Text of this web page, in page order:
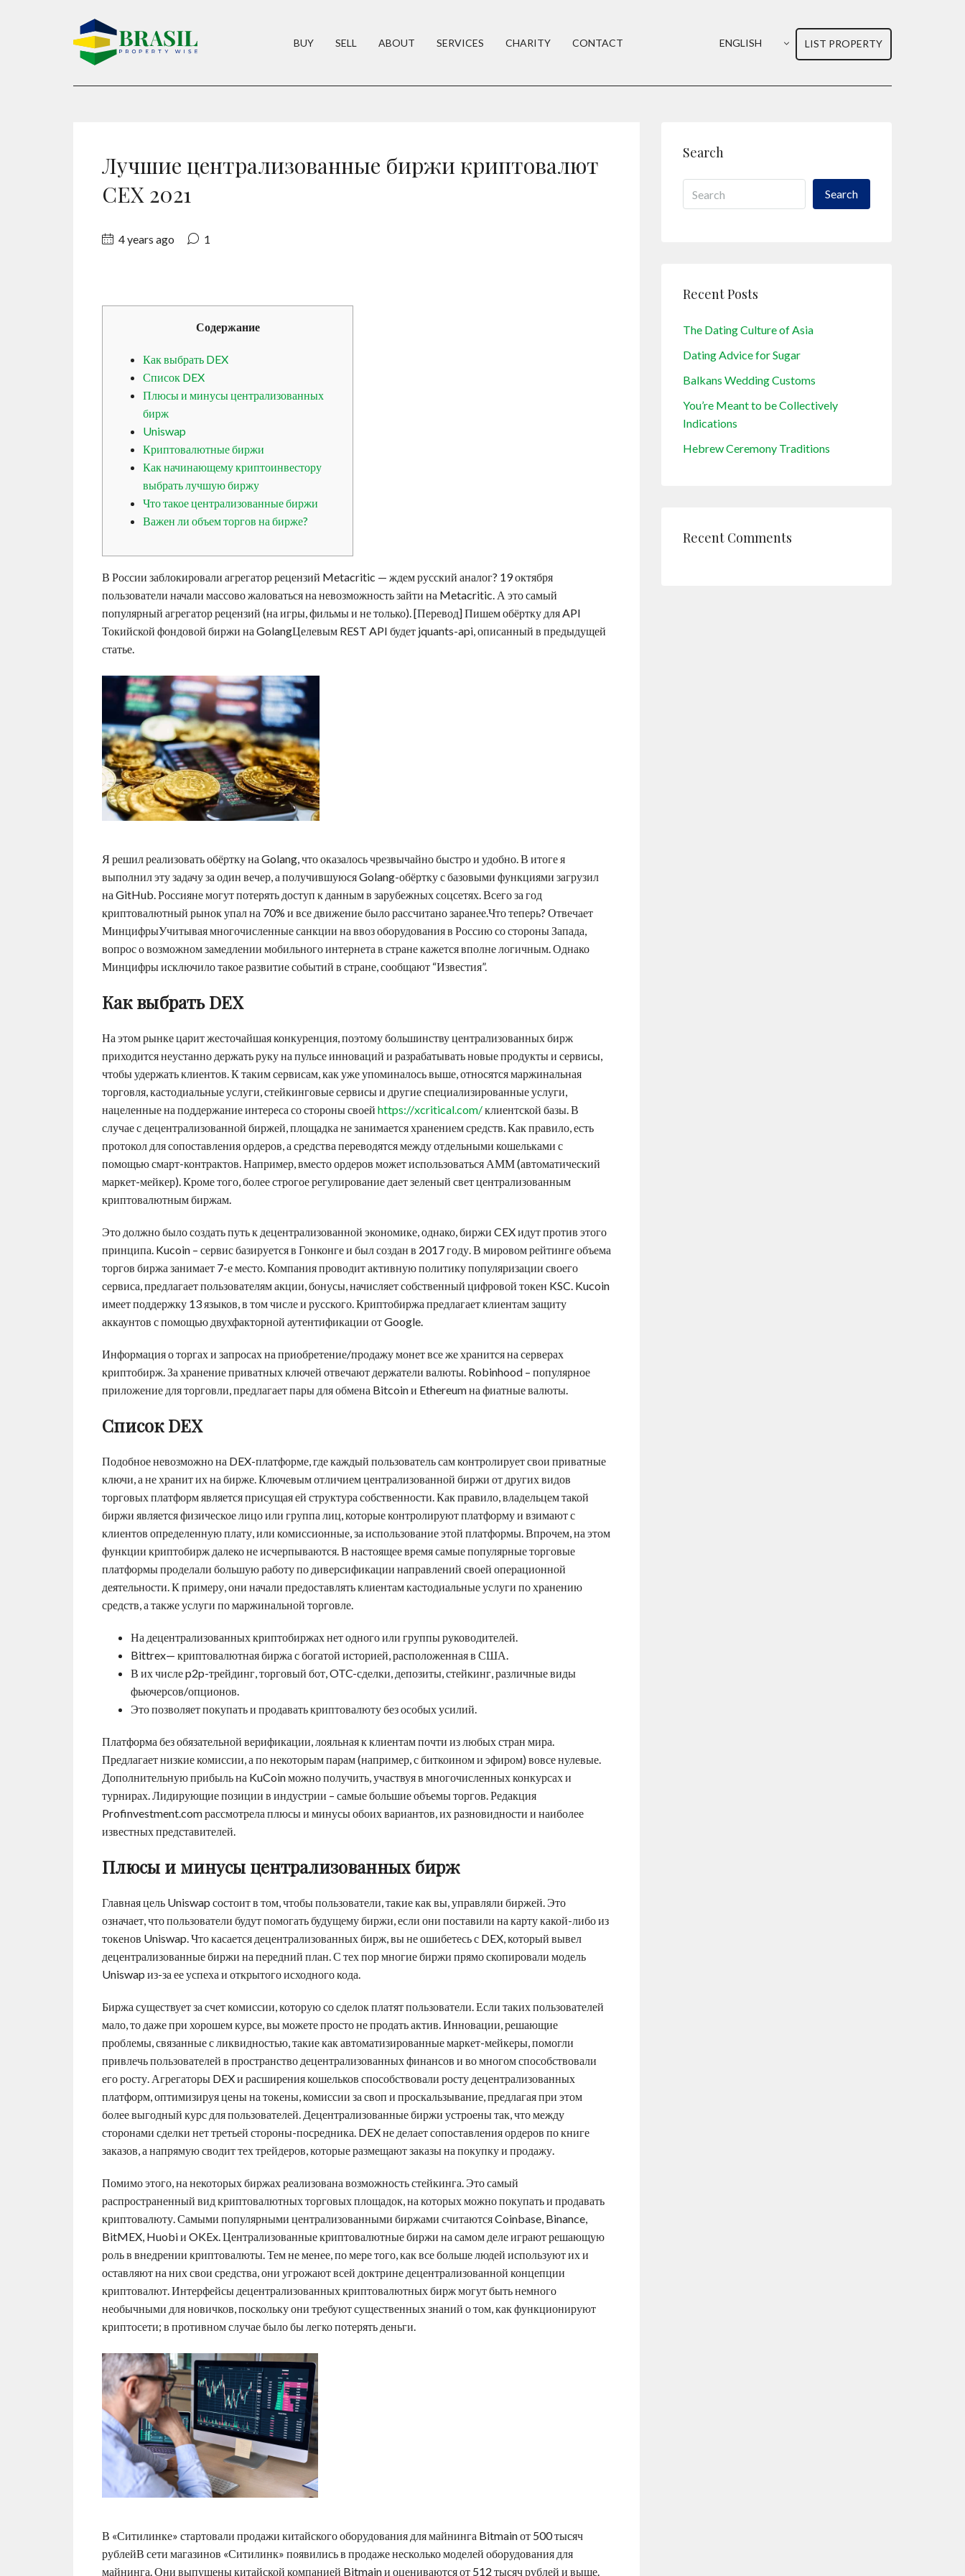
BUY SELL ABOUT SERVICES CHARITY CONTACT ENGLISH LIST PROPERTY
Лучшие централизованные биржи криптовалют
CEX 2021
4 years ago 1
Содержание
Как выбрать DEX
Список DEX
Плюсы и минусы централизованных
бирж
Uniswap
Криптовалютные биржи
Как начинающему криптоинвестору
выбрать лучшую биржу
Что такое централизованные биржи
Важен ли объем торгов на бирже?
В России заблокировали агрегатор рецензий Metacritic — ждем русский аналог? 19 октября
пользователи начали массово жаловаться на невозможность зайти на Metacritic. А это самый
популярный агрегатор рецензий (на игры, фильмы и не только). [Перевод] Пишем обёртку для API
Токийской фондовой биржи на GolangЦелевым REST API будет jquants-api, описанный в предыдущей
статье.
Я решил реализовать обёртку на Golang, что оказалось чрезвычайно быстро и удобно. В итоге я
выполнил эту задачу за один вечер, а получившуюся Golang-обёртку с базовыми функциями загрузил
на GitHub. Россияне могут потерять доступ к данным в зарубежных соцсетях. Всего за год
криптовалютный рынок упал на 70% и все движение было рассчитано заранее.Что теперь? Отвечает
МинцифрыУчитывая многочисленные санкции на ввоз оборудования в Россию со стороны Запада,
вопрос о возможном замедлении мобильного интернета в стране кажется вполне логичным. Однако
Минцифры исключило такое развитие событий в стране, сообщают “Известия”.
Как выбрать DEX
На этом рынке царит жесточайшая конкуренция, поэтому большинству централизованных бирж
приходится неустанно держать руку на пульсе инноваций и разрабатывать новые продукты и сервисы,
чтобы удержать клиентов. К таким сервисам, как уже упоминалось выше, относятся маржинальная
торговля, кастодиальные услуги, стейкинговые сервисы и другие специализированные услуги,
нацеленные на поддержание интереса со стороны своей https://xcritical.com/клиентской базы. В
случае с децентрализованной биржей, площадка не занимается хранением средств. Как правило, есть
протокол для сопоставления ордеров, а средства переводятся между отдельными кошельками с
помощью смарт-контрактов. Например, вместо ордеров может использоваться АММ (автоматический
маркет-мейкер). Кроме того, более строгое регулирование дает зеленый свет централизованным
криптовалютным биржам.
Это должно было создать путь к децентрализованной экономике, однако, биржи CEX идут против этого
принципа. Kucoin – сервис базируется в Гонконге и был создан в 2017 году. В мировом рейтинге объема
торгов биржа занимает 7-е место. Компания проводит активную политику популяризации своего
сервиса, предлагает пользователям акции, бонусы, начисляет собственный цифровой токен KSC. Kucoin
имеет поддержку 13 языков, в том числе и русского. Криптобиржа предлагает клиентам защиту
аккаунтов с помощью двухфакторной аутентификации от Google.
Информация о торгах и запросах на приобретение/продажу монет все же хранится на серверах
криптобирж. За хранение приватных ключей отвечают держатели валюты. Robinhood – популярное
приложение для торговли, предлагает пары для обмена Bitcoin и Ethereum на фиатные валюты.
Список DEX
Подобное невозможно на DEX-платформе, где каждый пользователь сам контролирует свои приватные
ключи, а не хранит их на бирже. Ключевым отличием централизованной биржи от других видов
торговых платформ является присущая ей структура собственности. Как правило, владельцем такой
биржи является физическое лицо или группа лиц, которые контролируют платформу и взимают с
клиентов определенную плату, или комиссионные, за использование этой платформы. Впрочем, на этом
функции криптобирж далеко не исчерпываются. В настоящее время самые популярные торговые
платформы проделали большую работу по диверсификации направлений своей операционной
деятельности. К примеру, они начали предоставлять клиентам кастодиальные услуги по хранению
средств, а также услуги по маржинальной торговле.
На децентрализованных криптобиржах нет одного или группы руководителей.
Bittrex— криптовалютная биржа с богатой историей, расположенная в США.
В их числе p2p-трейдинг, торговый бот, OTC-сделки, депозиты, стейкинг, различные виды
фьючерсов/опционов.
Это позволяет покупать и продавать криптовалюту без особых усилий.
Платформа без обязательной верификации, лояльная к клиентам почти из любых стран мира.
Предлагает низкие комиссии, а по некоторым парам (например, с биткоином и эфиром) вовсе нулевые.
Дополнительную прибыль на KuCoin можно получить, участвуя в многочисленных конкурсах и
турнирах. Лидирующие позиции в индустрии – самые большие объемы торгов. Редакция
Profinvestment.com рассмотрела плюсы и минусы обоих вариантов, их разновидности и наиболее
известных представителей.
Плюсы и минусы централизованных бирж
Главная цель Uniswap состоит в том, чтобы пользователи, такие как вы, управляли биржей. Это
означает, что пользователи будут помогать будущему биржи, если они поставили на карту какой-либо из
токенов Uniswap. Что касается децентрализованных бирж, вы не ошибетесь с DEX, который вывел
децентрализованные биржи на передний план. С тех пор многие биржи прямо скопировали модель
Uniswap из-за ее успеха и открытого исходного кода.
Биржа существует за счет комиссии, которую со сделок платят пользователи. Если таких пользователей
мало, то даже при хорошем курсе, вы можете просто не продать актив. Инновации, решающие
проблемы, связанные с ликвидностью, такие как автоматизированные маркет-мейкеры, помогли
привлечь пользователей в пространство децентрализованных финансов и во многом способствовали
его росту. Агрегаторы DEX и расширения кошельков способствовали росту децентрализованных
платформ, оптимизируя цены на токены, комиссии за своп и проскальзывание, предлагая при этом
более выгодный курс для пользователей. Децентрализованные биржи устроены так, что между
сторонами сделки нет третьей стороны-посредника. DEX не делает сопоставления ордеров по книге
заказов, а напрямую сводит тех трейдеров, которые размещают заказы на покупку и продажу.
Помимо этого, на некоторых биржах реализована возможность стейкинга. Это самый
распространенный вид криптовалютных торговых площадок, на которых можно покупать и продавать
криптовалюту. Самыми популярными централизованными биржами считаются Coinbase, Binance,
BitMEX, Huobi и OKEx. Централизованные криптовалютные биржи на самом деле играют решающую
роль в внедрении криптовалюты. Тем не менее, по мере того, как все больше людей используют их и
оставляют на них свои средства, они угрожают всей доктрине децентрализованной концепции
криптовалют. Интерфейсы децентрализованных криптовалютных бирж могут быть немного
необычными для новичков, поскольку они требуют существенных знаний о том, как функционируют
криптосети; в противном случае было бы легко потерять деньги.
В «Ситилинке» стартовали продажи китайского оборудования для майнинга Bitmain от 500 тысяч
рублейВ сети магазинов «Ситилинк» появились в продаже несколько моделей оборудования для
майнинга. Они выпущены китайской компанией Bitmain и оцениваются от 512 тысяч рублей и выше.
Search
Search
Recent Posts
The Dating Culture of Asia
Dating Advice for Sugar
Balkans Wedding Customs
You’re Meant to be Collectively
Indications
Hebrew Ceremony Traditions
Recent Comments